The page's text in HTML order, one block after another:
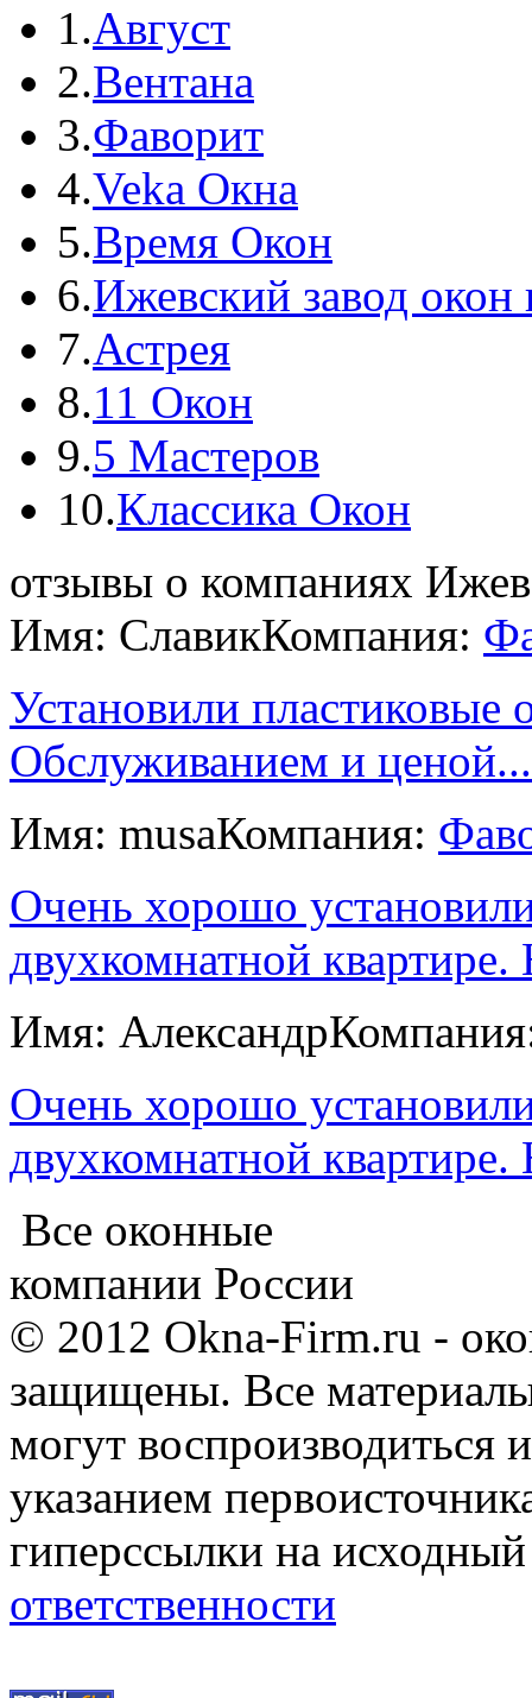
1.Август
2.Вентана
3.Фаворит
4.Veka Окна
5.Время Окон
6.Ижевский завод окон
7.Астрея
8.11 Окон
9.5 Мастеров
10.Классика Окон
отзывы о компаниях
Имя: СлавикКомпания:
Установили пластиковые
Обслуживанием и ценой...
Имя: musaКомпания:
Очень хорошо
двухкомнатной квартире.
Имя: Александр
Очень хорошо
двухкомнатной квартире.
Все оконные
компании России
© 2012 Okna-Firm.ru -
защищены. Все
могут воспроизводиться
указанием
гиперссылки на
ответственности